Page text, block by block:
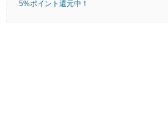
5%ポイント還元中！